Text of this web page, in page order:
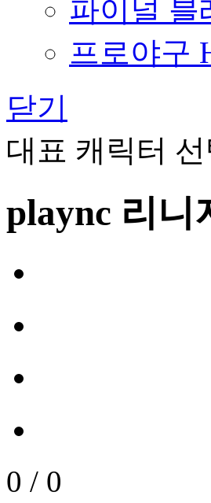
파이널 블
프로야구
닫기
대표 캐릭터 선
plaync 리니
0 / 0